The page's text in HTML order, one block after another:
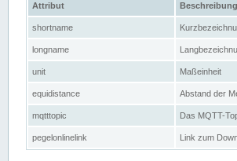
Attribut Beschreibung
shortname
longname
unit Maßeinheit
equidistance Abstand der
mqtttopic Das MQTT-
pegelonlinelink Link zum